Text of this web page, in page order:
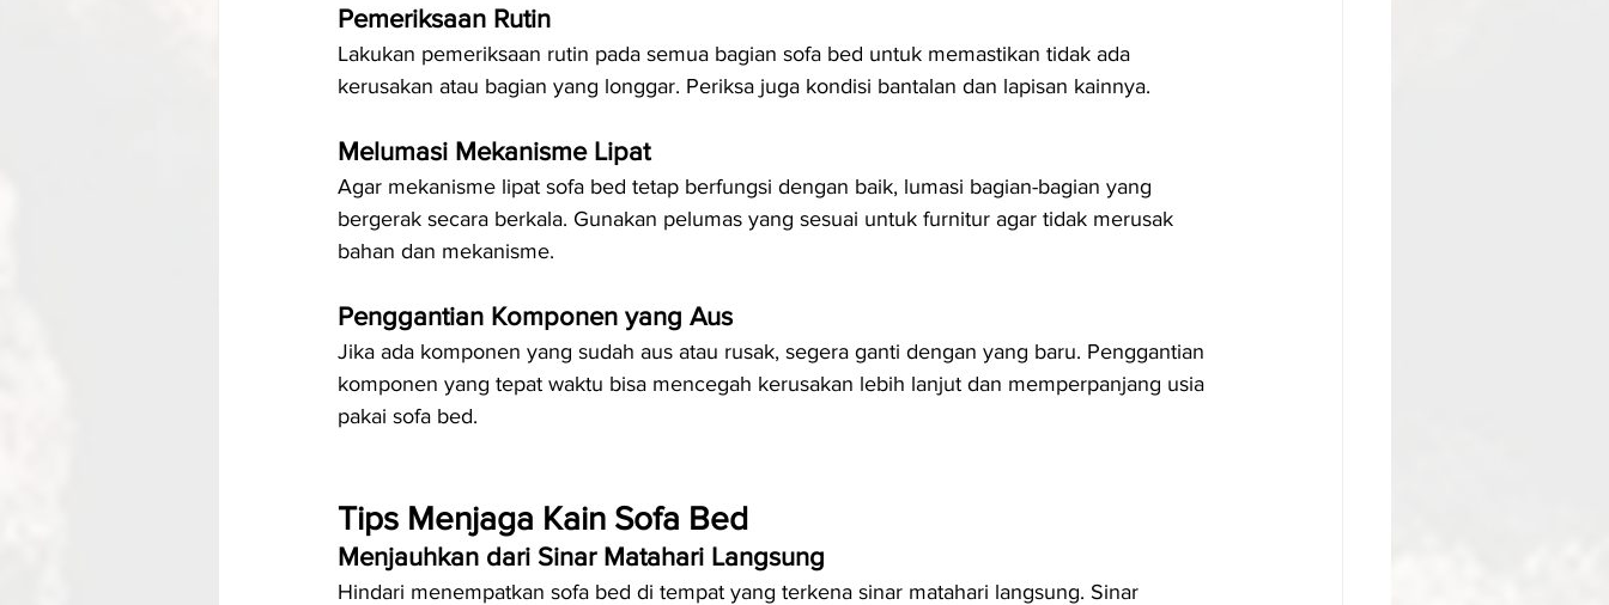
Pemeriksaan Rutin
Lakukan pemeriksaan rutin pada semua bagian sofa bed untuk memastikan tidak ada
kerusakan atau bagian yang longgar. Periksa juga kondisi bantalan dan lapisan kainnya.
Melumasi Mekanisme Lipat
Agar mekanisme lipat sofa bed tetap berfungsi dengan baik, lumasi bagian-bagian yang
bergerak secara berkala. Gunakan pelumas yang sesuai untuk furnitur agar tidak merusak
bahan dan mekanisme.
Penggantian Komponen yang Aus
Jika ada komponen yang sudah aus atau rusak, segera ganti dengan yang baru. Penggantian
komponen yang tepat waktu bisa mencegah kerusakan lebih lanjut dan memperpanjang usia
pakai sofa bed.
Tips Menjaga Kain Sofa Bed
Menjauhkan dari Sinar Matahari Langsung
Hindari menempatkan sofa bed di tempat yang terkena sinar matahari langsung. Sinar